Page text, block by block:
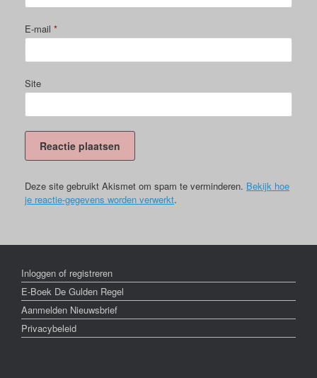
E-mail *
Site
Deze site gebruikt Akismet om spam te verminderen. Bekijk hoe
je reactie-gegevens worden verwerkt.
Inloggen of registreren
E-Boek De Gulden Regel
Aanmelden Nieuwsbrief
Privacybeleid